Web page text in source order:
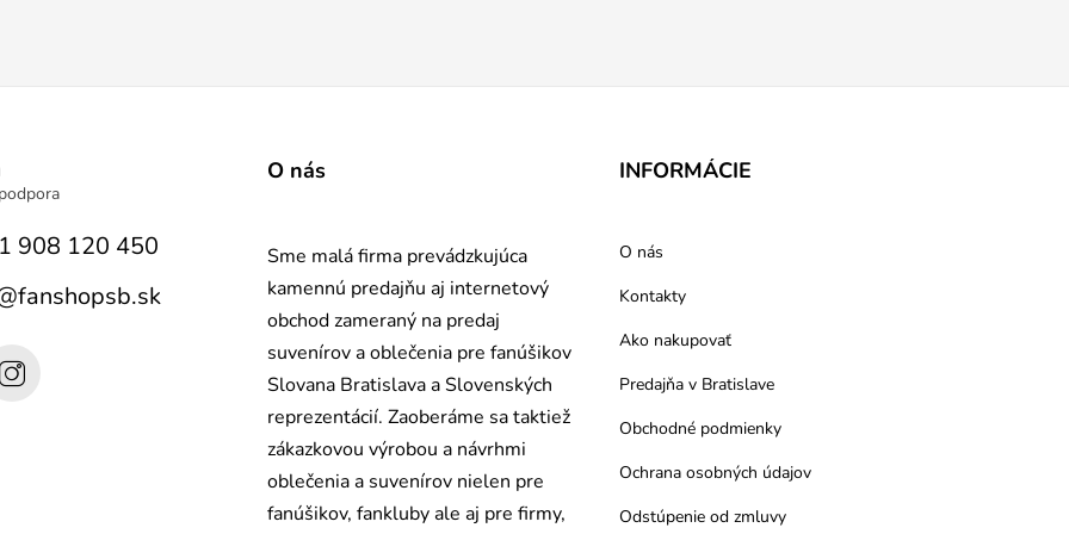
908 120 450
fanshopsb.sk
O nás
Sme malá firma prevádzkujúca
kamennú predajňu aj internetový
obchod zameraný na predaj
suvenírov a oblečenia pre fanúšikov
Slovana Bratislava a Slovenských
reprezentácií. Zaoberáme sa taktiež
zákazkovou výrobou a návrhmi
oblečenia a suvenírov nielen pre
fanúšikov, fankluby ale aj pre firmy,
INFORMÁCIE
O nás
Kontakty
Ako nakupovať
Predajňa v Bratislave
Obchodné podmienky
Ochrana osobných údajov
Odstúpenie od zmluvy